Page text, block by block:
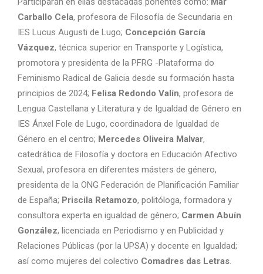
Carballo Cela, profesora de Filosofía de Secundaria en
IES Lucus Augusti de Lugo; Concepción García
Vázquez, técnica superior en Transporte y Logística,
promotora y presidenta de la PFRG -Plataforma do
Feminismo Radical de Galicia desde su formación hasta
principios de 2024; Felisa Redondo Valín, profesora de
Lengua Castellana y Literatura y de Igualdad de Género en
IES Ánxel Fole de Lugo, coordinadora de Igualdad de
Género en el centro; Mercedes Oliveira Malvar,
catedrática de Filosofía y doctora en Educación Afectivo
Sexual, profesora en diferentes másters de género,
presidenta de la ONG Federación de Planificación Familiar
de España; Priscila Retamozo, politóloga, formadora y
consultora experta en igualdad de género; Carmen Abuín
González, licenciada en Periodismo y en Publicidad y
Relaciones Públicas (por la UPSA) y docente en Igualdad;
así como mujeres del colectivo Comadres das Letras.